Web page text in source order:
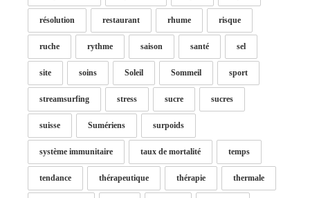
résolution restaurant rhume risque
ruche rythme saison santé sel
site soins Soleil Sommeil sport
streamsurfing stress sucre sucres
suisse Sumériens surpoids
système immunitaire taux de mortalité temps
tendance thérapeutique thérapie thermale